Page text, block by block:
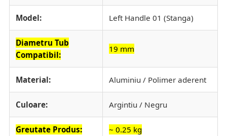
Model: Left Handle 01 (Stanga)
Diametru Tub
Compatibil:
19 mm
Material: Aluminiu / Polimer aderent
Culoare: Argintiu / Negru
Greutate Produs: ~ 0.25 kg